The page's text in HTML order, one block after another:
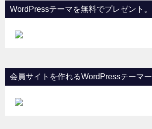
WordPressテーマを無料でプレゼント。
会員サイトを作れるWordPressテーマー